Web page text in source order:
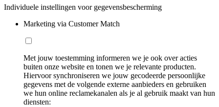
Individuele instellingen voor gegevensbescherming
Marketing via Customer Match
Met jouw toestemming informeren we je ook over acties
buiten onze website en tonen we je relevante producten.
Hiervoor synchroniseren we jouw gecodeerde persoonlijke
gegevens met de volgende externe aanbieders en gebruiken
we hun online reclamekanalen als je al gebruik maakt van hun
diensten: